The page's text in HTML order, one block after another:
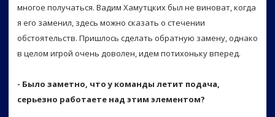
многое получаться. Вадим Хамутцких был не виноват, когда
я его заменил, здесь можно сказать о стечении
обстоятельств. Пришлось сделать обратную замену, однако
в целом игрой очень доволен, идем потихоньку вперед.
- Было заметно, что у команды летит подача,
серьезно работаете над этим элементом?